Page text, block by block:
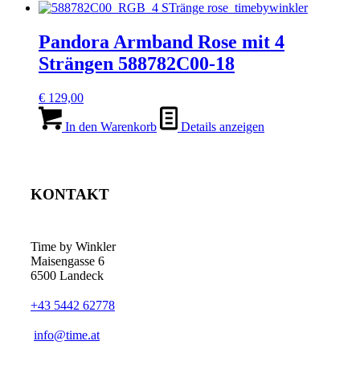
Pandora Armband Rose mit 4
Strängen 588782C00-18
€ 129,00
In den Warenkorb Details anzeigen
KONTAKT
Time by Winkler
Maisengasse 6
6500 Landeck
+43 5442 62778
­info@time.at